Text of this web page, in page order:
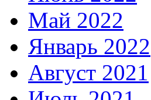
Май 2022
Январь 2022
Август 2021